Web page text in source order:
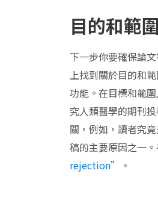
目的和範圍
下一步你要確保論
上找到關於目的和
功能。在目標和範
究人類醫學的期刊
關，例如，讀者究
稿的主要原因之一
rejection”。